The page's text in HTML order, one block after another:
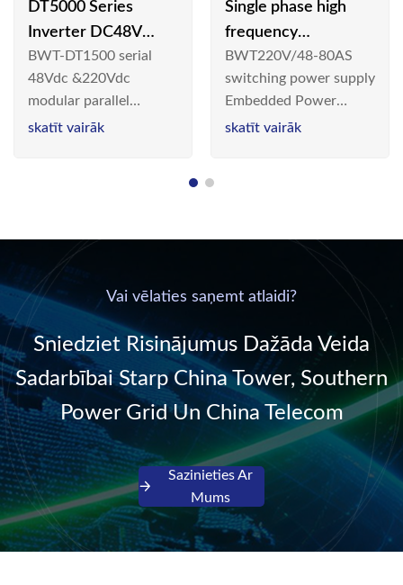
DT5000 Series
Inverter DC48V
AC110V solar
BWT-DT1500 serial
48Vdc &220Vdc
modular parallel
connection inverter is
communication DC
power supply into
AC power. It is
designed with complete
isolati...
skatīt vairāk
Single phase high
frequency
BWT220V/48-80AS
switching power
supply
BWT220V/48-80AS
switching power supply
Embedded Power
System is widely
& Energy Saving”
skatīt vairāk
Vai vēlaties saņemt atlaidi?
Sniedziet Risinājumus Dažāda Veida
Sadarbībai Starp China Tower, Southern
Power Grid Un China Telecom
Sazinieties Ar
Mums